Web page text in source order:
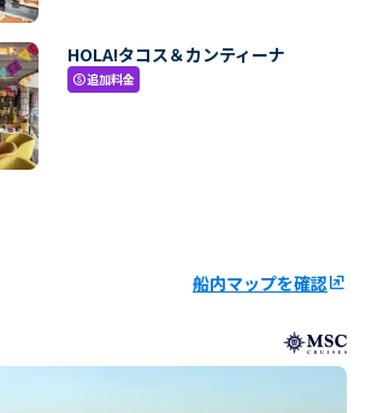
HOLA!タコス＆カンティーナ
paid追加料金
船内マップを確認ungroup